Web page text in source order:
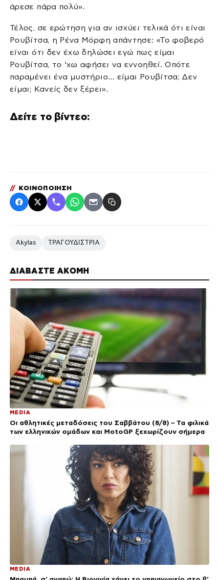
ΔΙΑΒΑΣΤΕ ΑΚΟΜΗ
MEDIA
Οι αθλητικές μεταδόσεις του Σαββάτου (8/8) – Τα φιλικά
των ελληνικών ομάδων και MotoGP ξεχωρίζουν σήμερα
MEDIA
άρεσε πάρα πολύ».
Τέλος, σε ερώτηση για αν ισχύει τελικά ότι είναι
Ρουβίτσα, η Ρένα Μόρφη απάντησε: «Το φοβερό
είναι ότι δεν έχω δηλώσει εγώ πως είμαι
Ρουβίτσα, το ‘χω αφήσει να εννοηθεί. Οπότε
παραμένει ένα μυστήριο… είμαι Ρουβίτσα; Δεν
είμαι; Κανείς δεν ξέρει».
Δείτε το βίντεο:
// ΚΟΙΝΟΠΟΙΗΣΗ
Akylas ΤΡΑΓΟΥΔΙΣΤΡΙΑ